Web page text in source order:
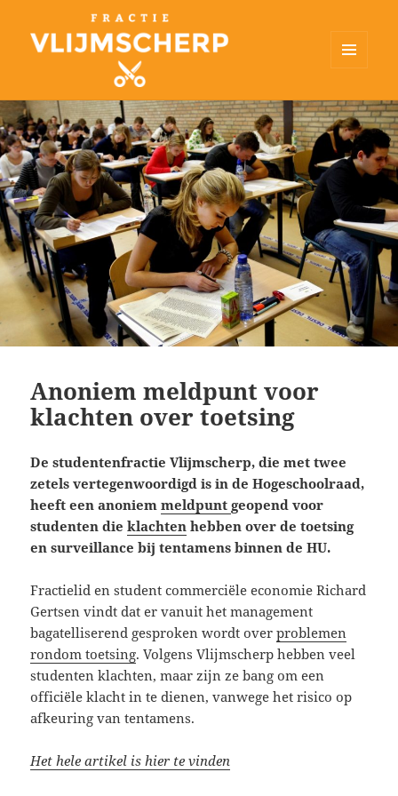
Fractie Vlijmscherp
WIDGETS
Anoniem meldpunt voor
klachten over toetsing
De studentenfractie Vlijmscherp, die met twee
zetels vertegenwoordigd is in de Hogeschoolraad,
heeft een anoniemmeldpuntgeopend voor
studenten dieklachten hebben over de toetsing
en surveillance bij tentamens binnen de HU.
Fractielid en student commerciële economie Richard
Gertsen vindt dat er vanuit het management
bagatelliserend gesproken wordt overproblemen
rondom toetsing. Volgens Vlijmscherp hebben veel
studenten klachten, maar zijn ze bang om een
officiële klacht in te dienen, vanwege het risico op
afkeuring van tentamens.
Het hele artikel is hier te vinden